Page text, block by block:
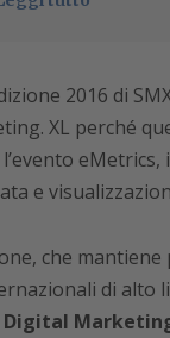
2016 di
XL perché
e
che
di alto
Digital